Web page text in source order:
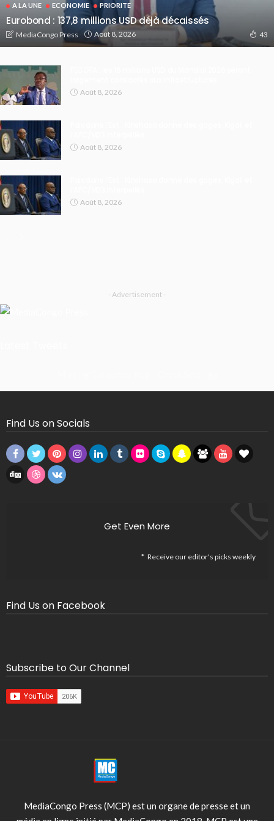
A LA UNE ECONOMIE PRIORITE
Eurobond : 137,8 millions USD déjà décaissés
MediaCongo Press Août 8, 2026 43
Août 8, 2026
Août 8, 2026
Août 8, 2026
- Advertisement -
Find Us on Socials
Get Even More
Receive our editor's picks weekly
Find Us on Facebook
Subscribe to Our Channel
MediaCongo Press (MCP) est un organe de presse et un